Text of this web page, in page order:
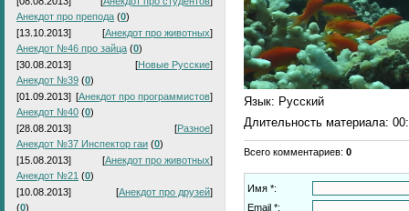
Анекдот про препода (0)
[13.10.2013]
[Анекдот про животных]
Анекдот №46 про зайца (0)
[30.08.2013]
[Новые Русские]
Анекдот №39 (0)
[01.09.2013] [Анекдот про программистов]
Анекдот №40 (0)
[28.08.2013]
[Разное]
Анекдот №37 Инспектор гаи (0)
[15.08.2013]
[Анекдот про животных]
Анекдот №21 (0)
[10.08.2013]
[Анекдот про друзей]
(0)
Язык: Русский
Длительность материала:
Всего комментариев: 0
Имя *:
Email *: